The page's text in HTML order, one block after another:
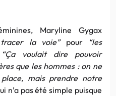
Maryline Gygax
tracer la voie” pour
“les
“Ça voulait dire pouvoir
que les hommes : on ne
mais prendre notre
n’a pas été simple puisque